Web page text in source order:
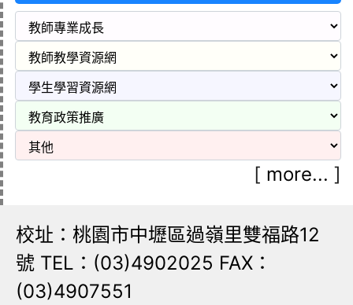
[ more... ]
校址：桃園市中壢區過嶺里雙福路12
號 TEL：(03)4902025 FAX：
(03)4907551